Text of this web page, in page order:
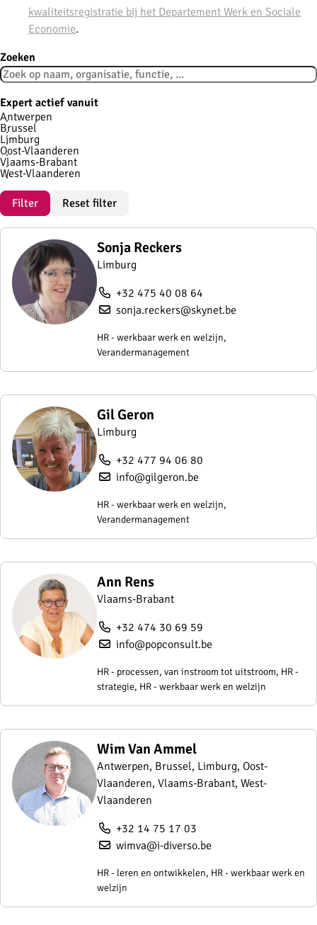
kwaliteitsregistratie bij het Departement Werk en Sociale
Economie.
Zoeken
Expert actief vanuit
Antwerpen
Brussel
Limburg
Oost-Vlaanderen
Vlaams-Brabant
West-Vlaanderen
Filter Reset filter
Sonja Reckers
Limburg
+32 475 40 08 64
sonja.reckers@skynet.be
HR - werkbaar werk en welzijn,
Verandermanagement
Gil Geron
Limburg
+32 477 94 06 80
info@gilgeron.be
HR - werkbaar werk en welzijn,
Verandermanagement
Ann Rens
Vlaams-Brabant
+32 474 30 69 59
info@popconsult.be
HR - processen, van instroom tot uitstroom, HR -
strategie, HR - werkbaar werk en welzijn
Wim Van Ammel
Antwerpen, Brussel, Limburg, Oost-
Vlaanderen, Vlaams-Brabant, West-
Vlaanderen
+32 14 75 17 03
wimva@i-diverso.be
HR - leren en ontwikkelen, HR - werkbaar werk en
welzijn